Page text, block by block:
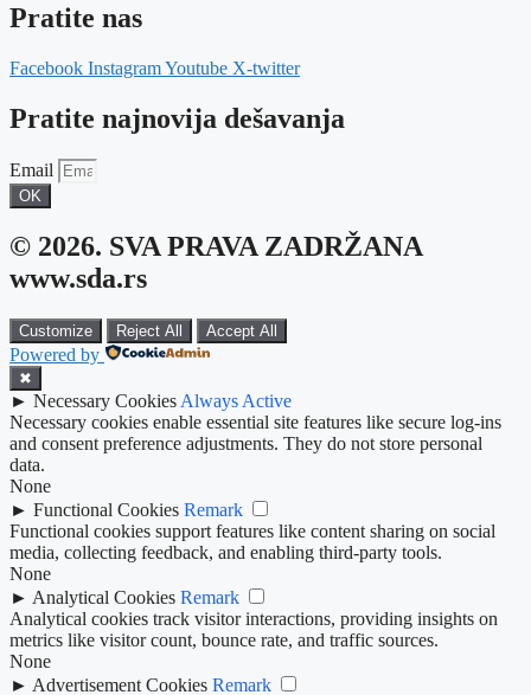
Pratite nas
Facebook InstagramYoutube X-twitter
Pratite najnovija dešavanja
Email
OK
© 2026. SVA PRAVA ZADRŽANA
www.sda.rs
Customize Reject All Accept All
Powered by
✖
► Necessary Cookies Always Active
Necessary cookies enable essential site features like secure log-ins
and consent preference adjustments. They do not store personal
data.
None
► Functional Cookies Remark
Functional cookies support features like content sharing on social
media, collecting feedback, and enabling third-party tools.
None
► Analytical Cookies Remark
Analytical cookies track visitor interactions, providing insights on
metrics like visitor count, bounce rate, and traffic sources.
None
► Advertisement Cookies Remark